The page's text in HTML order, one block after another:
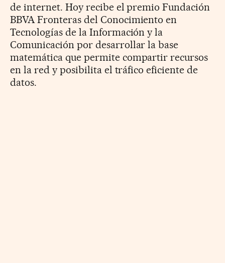
de internet. Hoy recibe el premio Fundación
BBVA Fronteras del Conocimiento en
Tecnologías de la Información y la
Comunicación por desarrollar la base
matemática que permite compartir recursos
en la red y posibilita el tráfico eficiente de
datos.